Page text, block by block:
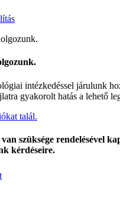
intézkedéssel járulunk
gyakorolt hatás a lehető
talál.
szüksége rendelésével
kérdéseire.